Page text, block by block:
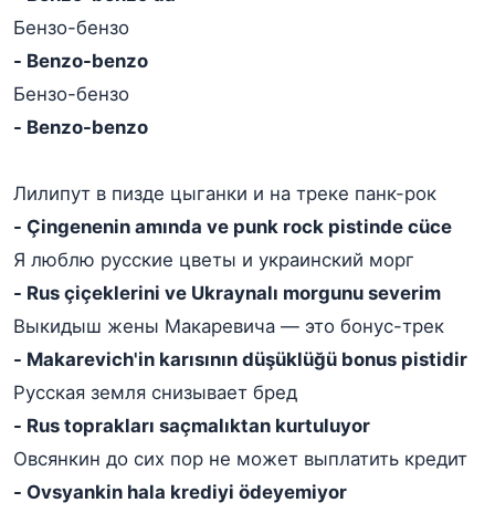
Бензо-бензо
- Benzo-benzo
Бензо-бензо
- Benzo-benzo
Лилипут в пизде цыганки и на треке панк-рок
- Çingenenin amında ve punk rock pistinde cüce
Я люблю русские цветы и украинский морг
- Rus çiçeklerini ve Ukraynalı morgunu severim
Выкидыш жены Макаревича — это бонус-трек
- Makarevich'in karısının düşüklüğü bonus pistidir
Русская земля снизывает бред
- Rus toprakları saçmalıktan kurtuluyor
Овсянкин до сих пор не может выплатить кредит
- Ovsyankin hala krediyi ödeyemiyor